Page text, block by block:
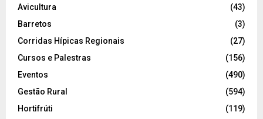
Avicultura
(43)
Barretos
(3)
Corridas Hípicas Regionais
(27)
Cursos e Palestras
(156)
Eventos
(490)
Gestão Rural
(594)
Hortifrúti
(119)